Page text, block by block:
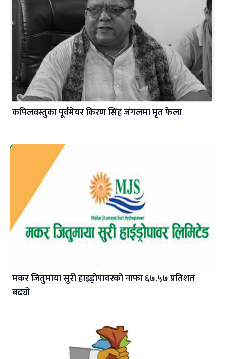
कपिलवस्तुका पूर्वमेयर किरण सिंह जंगलमा मृत फेला
मकर जितुमाया सुरी हाइड्रोपावरको नाफा ६७.५७ प्रतिशत
बढ्यो